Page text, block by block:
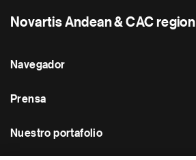
Novartis Andean & CAC region
Navegador
Prensa
Nuestro portafolio